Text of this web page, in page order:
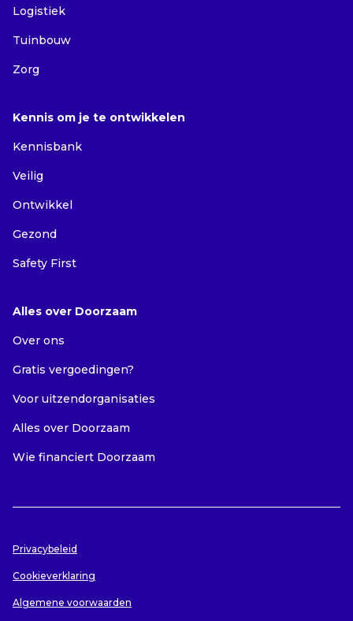
Logistiek
Tuinbouw
Zorg
Kennis om je te ontwikkelen
Kennisbank
Veilig
Ontwikkel
Gezond
Safety First
Alles over Doorzaam
Over ons
Gratis vergoedingen?
Voor uitzendorganisaties
Alles over Doorzaam
Wie financiert Doorzaam
Privacybeleid
Cookieverklaring
Algemene voorwaarden